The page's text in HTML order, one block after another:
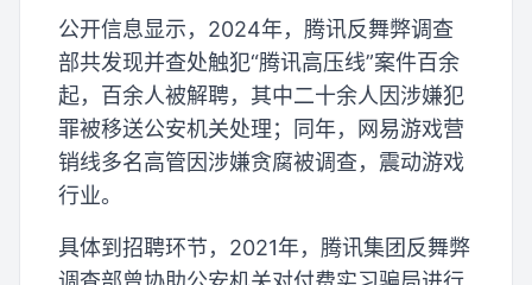
公开信息显示，2024年，腾讯反舞弊调查
部共发现并查处触犯“腾讯高压线”案件百余
起，百余人被解聘，其中二十余人因涉嫌犯
罪被移送公安机关处理；同年，网易游戏营
销线多名高管因涉嫌贪腐被调查，震动游戏
行业。
具体到招聘环节，2021年，腾讯集团反舞弊